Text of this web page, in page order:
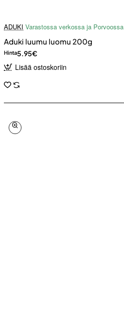
ADUKI Varastossa verkossa ja Porvoossa
Aduki luumu luomu 200g
Hinta5.95€
Lisää ostoskoriin